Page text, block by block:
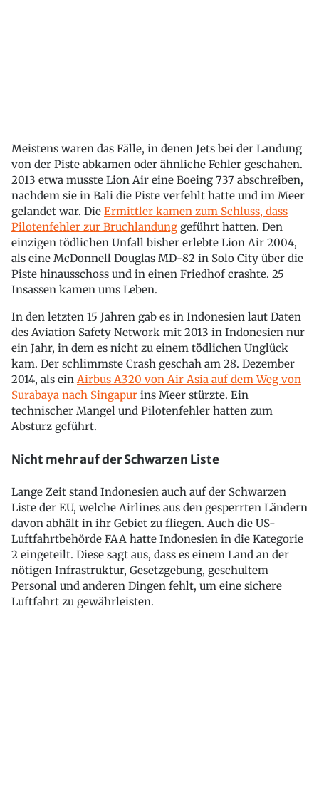
Meistens waren das Fälle, in denen Jets bei der Landung
von der Piste abkamen oder ähnliche Fehler geschahen.
2013 etwa musste Lion Air eine Boeing 737 abschreiben,
nachdem sie in Bali die Piste verfehlt hatte und im Meer
gelandet war. Die Ermittler kamen zum Schluss, dass
Pilotenfehler zur Bruchlandung geführt hatten. Den
einzigen tödlichen Unfall bisher erlebte Lion Air 2004,
als eine McDonnell Douglas MD-82 in Solo City über die
Piste hinausschoss und in einen Friedhof crashte. 25
Insassen kamen ums Leben.
In den letzten 15 Jahren gab es in Indonesien laut Daten
des Aviation Safety Network mit 2013 in Indonesien nur
ein Jahr, in dem es nicht zu einem tödlichen Unglück
kam. Der schlimmste Crash geschah am 28. Dezember
2014, als ein Airbus A320 von Air Asia auf dem Weg von
Surabaya nach Singapur ins Meer stürzte. Ein
technischer Mangel und Pilotenfehler hatten zum
Absturz geführt.
Nicht mehr auf der Schwarzen Liste
Lange Zeit stand Indonesien auch auf der Schwarzen
Liste der EU, welche Airlines aus den gesperrten Ländern
davon abhält in ihr Gebiet zu fliegen. Auch die US-
Luftfahrtbehörde FAA hatte Indonesien in die Kategorie
2 eingeteilt. Diese sagt aus, dass es einem Land an der
nötigen Infrastruktur, Gesetzgebung, geschultem
Personal und anderen Dingen fehlt, um eine sichere
Luftfahrt zu gewährleisten.